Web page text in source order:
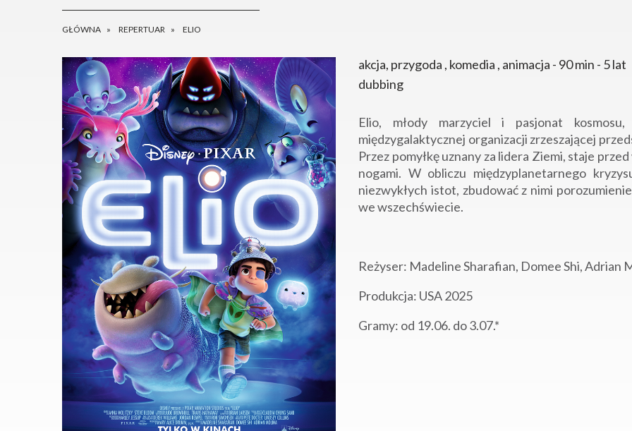
GŁÓWNA REPERTUAR ELIO
akcja, przygoda , komedia , animacja - 90 min - 5 lat
dubbing
Elio, młody marzyciel i pasjonat
międzygalaktycznej organizacji zrzeszającej
Przez pomyłkę uznany za lidera Ziemi, staje
nogami. W obliczu międzyplanetarnego
niezwykłych istot, zbudować z nimi
we wszechświecie.
Reżyser: Madeline Sharafian, Domee Shi, Adrian
Produkcja: USA 2025
Gramy: od 19.06. do 3.07.*